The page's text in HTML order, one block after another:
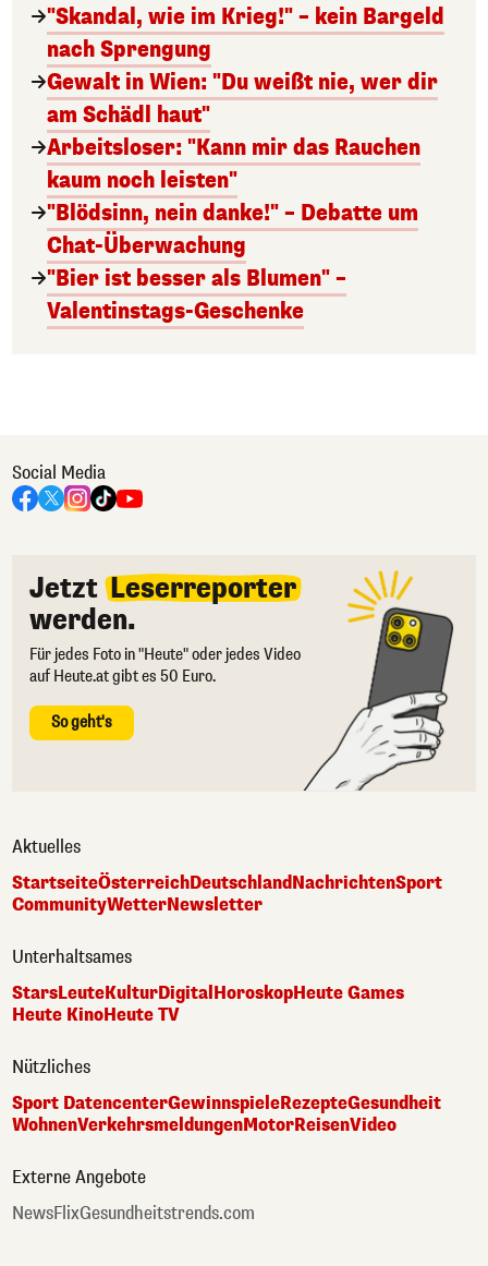
"Skandal, wie im Krieg!" – kein Bargeld
nach Sprengung
Gewalt in Wien: "Du weißt nie, wer dir
am Schädl haut"
Arbeitsloser: "Kann mir das Rauchen
kaum noch leisten"
"Blödsinn, nein danke!" – Debatte um
Chat-Überwachung
"Bier ist besser als Blumen" –
Valentinstags-Geschenke
Social Media
Jetzt Leserreporter
werden.
Für jedes Foto in "Heute" oder jedes Video
auf Heute.at gibt es 50 Euro.
So geht's
Aktuelles
StartseiteÖsterreichDeutschlandNachrichtenSport
CommunityWetterNewsletter
Unterhaltsames
StarsLeuteKulturDigital HoroskopHeute Games
Heute KinoHeute TV
Nützliches
Sport DatencenterGewinnspieleRezepteGesundheit
WohnenVerkehrsmeldungenMotorReisenVideo
Externe Angebote
NewsFlixGesundheitstrends.com